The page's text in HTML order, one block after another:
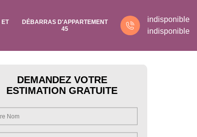
ET
DÉBARRAS D'APPARTEMENT
45
indisponible
indisponible
DEMANDEZ VOTRE
ESTIMATION GRATUITE